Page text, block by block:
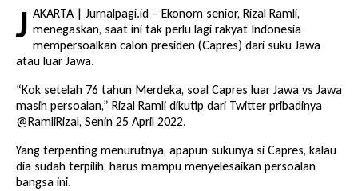
J AKARTA | Jurnalpagi.id – Ekonom senior, Rizal Ramli,
menegaskan, saat ini tak perlu lagi rakyat Indonesia
mempersoalkan calon presiden (Capres) dari suku Jawa
atau luar Jawa.
“Kok setelah 76 tahun Merdeka, soal Capres luar Jawa vs Jawa
masih persoalan,” Rizal Ramli dikutip dari Twitter pribadinya
@RamliRizal, Senin 25 April 2022.
Yang terpenting menurutnya, apapun sukunya si Capres, kalau
dia sudah terpilih, harus mampu menyelesaikan persoalan
bangsa ini.